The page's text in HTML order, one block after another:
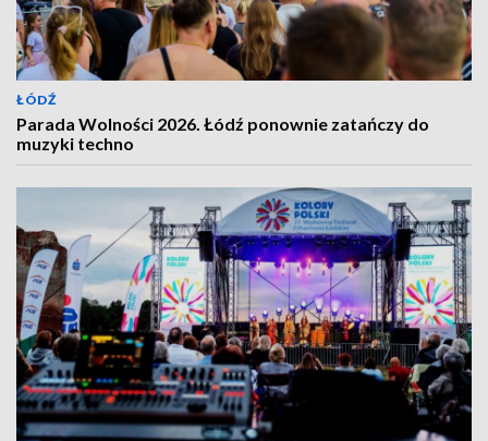
ŁÓDŹ
Parada Wolności 2026. Łódź ponownie zatańczy do
muzyki techno